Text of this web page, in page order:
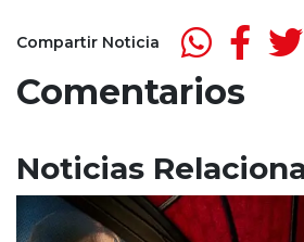
Compartir Noticia
Comentarios
Noticias